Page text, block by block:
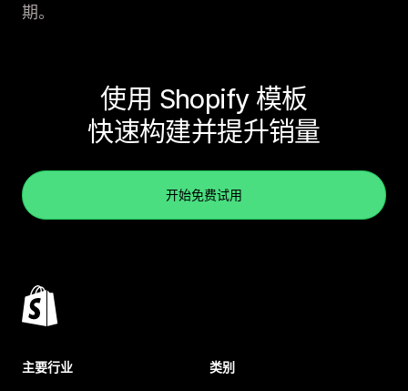
期。
使用 Shopify 模板
快速构建并提升销量
开始免费试用
主要行业 类别